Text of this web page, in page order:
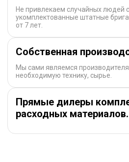
Не привлекаем случайных людей
укомплектованные штатные
от 7 лет.
Собственная
Мы сами являемся
необходимую технику, сырье.
Прямые дилеры
расходных материалов.